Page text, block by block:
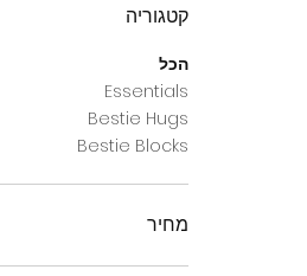
קטגוריה
הכל
Essentials
Bestie Hugs
Bestie Blocks
מחיר